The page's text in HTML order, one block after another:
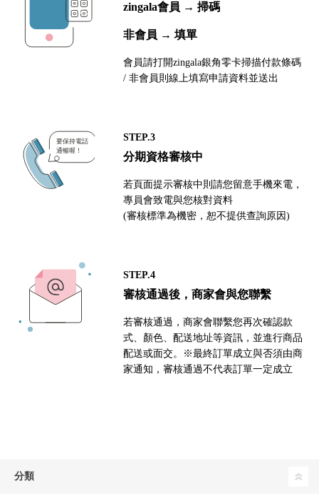
zingala會員 → 掃碼
非會員 → 填單
會員請打開zingala銀角零卡掃描付款條碼
/ 非會員則線上填寫申請資料並送出
STEP.3
分期資格審核中
若頁面提示審核中則請您留意手機來電，
專員會致電與您核對資料
(審核標準為機密，恕不提供查詢原因)
STEP.4
審核通過後，商家會與您聯繫
若審核通過，商家會聯繫您再次確認款
式、顏色、配送地址等資訊，並進行商品
配送或面交。※最終訂單成立與否須由商
家通知，審核通過不代表訂單一定成立
分類